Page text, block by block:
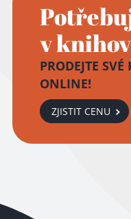
v
PRODEJTE
ONLINE!
ZJISTIT CENU